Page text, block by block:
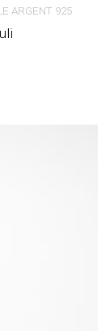
ARGENT 925